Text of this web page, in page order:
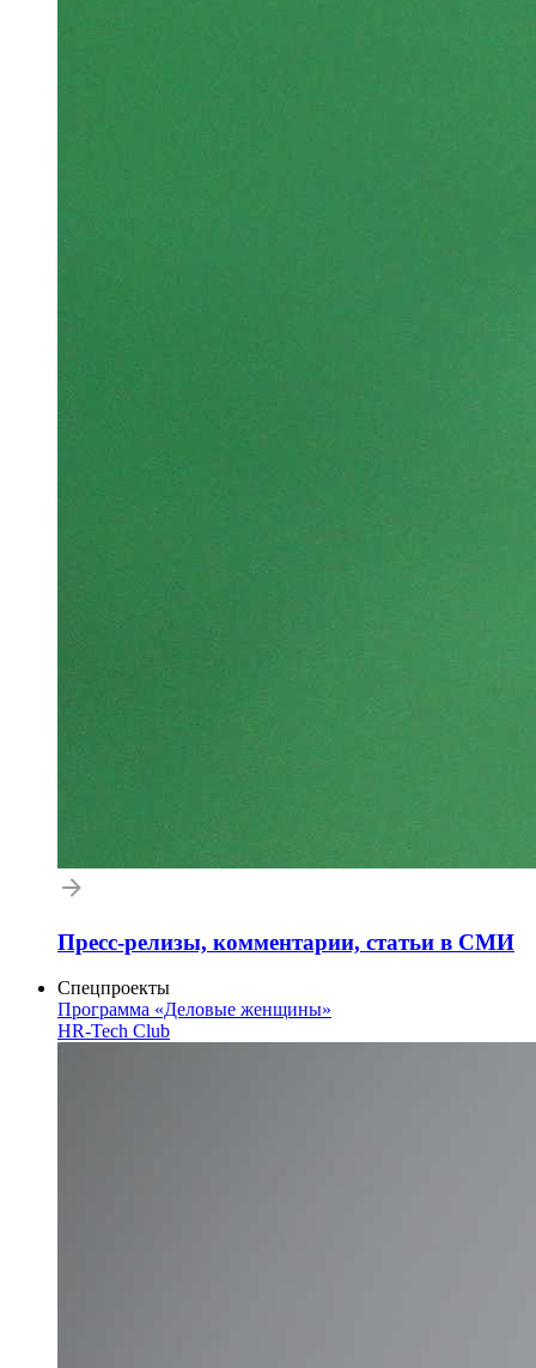
Пресс-релизы, комментарии, статьи в СМИ
Спецпроекты
Программа «Деловые женщины»
HR-Tech Club